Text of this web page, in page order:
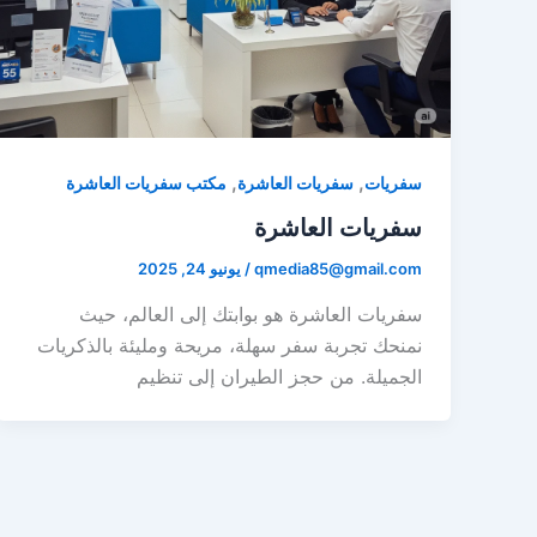
سفريات, سفريات العاشرة, مكتب سفريات العاشرة
سفريات العاشرة
qmedia85@gmail.com
/ يونيو 24, 2025
سفريات العاشرة هو بوابتك إلى العالم، حيث
نمنحك تجربة سفر سهلة، مريحة ومليئة بالذكريات
الجميلة. من حجز الطيران إلى تنظيم